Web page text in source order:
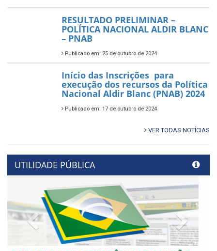
RESULTADO PRELIMINAR –
POLÍTICA NACIONAL ALDIR BLANC
– PNAB
Publicado em: 25 de outubro de 2024
Início das Inscrições para
execução dos recursos da Política
Nacional Aldir Blanc (PNAB) 2024
Publicado em: 17 de outubro de 2024
VER TODAS NOTÍCIAS
UTILIDADE PÚBLICA
Previous